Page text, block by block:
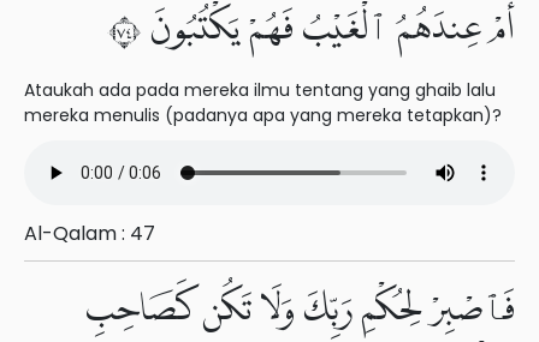
أَمْ عِندَهُمُ ٱلْغَيْبُ فَهُمْ يَكْتُبُونَ ٤٧
Ataukah ada pada mereka ilmu tentang yang ghaib lalu
mereka menulis (padanya apa yang mereka tetapkan)?
Al-Qalam : 47
فَٱصْبِرْ لِحُكْمِ رَبِّكَ وَلَا تَكُن كَصَاحِبِ